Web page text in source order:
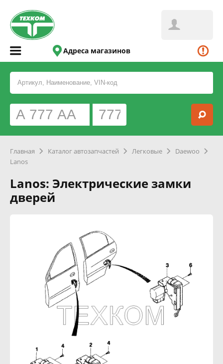
Адреса магазинов
Главная Каталог автозапчастей Легковые
Daewoo
Lanos
Lanos: Электрические замки
дверей